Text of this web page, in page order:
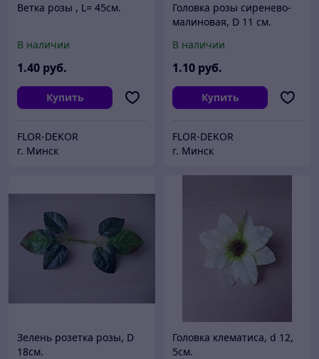
Ветка розы , L= 45см.
В наличии
1.40 руб.
Купить
FLOR-DEKOR
г. Минск
Головка розы сиренево-
малиновая, D 11 см.
В наличии
1.10 руб.
Купить
FLOR-DEKOR
г. Минск
Зелень розетка розы, D
18см.
Головка клематиса, d 12,
5см.